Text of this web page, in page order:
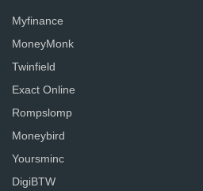
Myfinance
MoneyMonk
Twinfield
Exact Online
Rompslomp
Moneybird
Yoursminc
DigiBTW